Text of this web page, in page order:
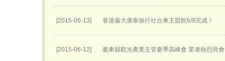
[2015-06-13] 香港最大康泰旅行社台東主題館6/9完成！
[2015-06-12] 臺東縣觀光產業主管夏季高峰會 業者熱烈與會